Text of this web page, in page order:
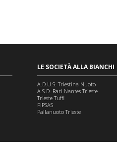
LE SOCIETÀ ALLA BIANCHI
A.D.U.S. Triestina Nuoto
A.S.D. Rari Nantes Trieste
Trieste Tuffi
FIPSAS
Pallanuoto Trieste